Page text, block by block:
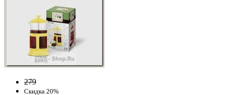
279
Скидка 20%